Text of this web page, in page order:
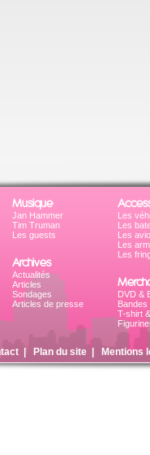
Musique
Jan Hammer
Tim Truman
Les guests
Archives
Actualités
Articles
Sondages
Articles de presse
Les
Les
Les
Les
Les
DVD &
Bandes
T-shirt
| Plan du site| Mentions